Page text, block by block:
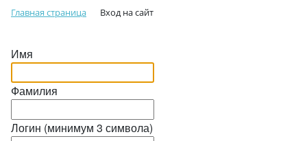
Главная страница Вход на сайт
Имя
Фамилия
Логин (минимум 3 символа)